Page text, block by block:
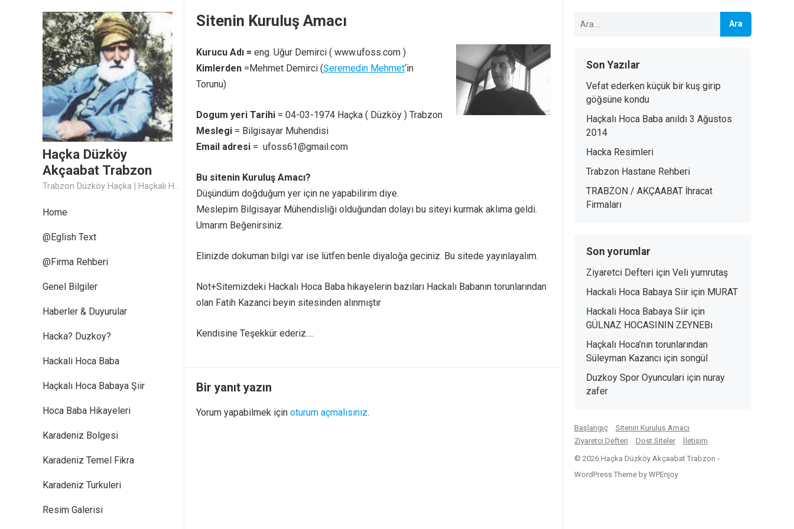
Haçka Düzköy
Akçaabat Trabzon
Trabzon Düzköy Haçka | Haçkalı Hoca Baba
Home
@Eglish Text
@Firma Rehberi
Genel Bilgiler
Haberler & Duyurular
Hacka? Duzkoy?
Hackali Hoca Baba
Haçkalı Hoca Babaya Şiir
Hoca Baba Hikayeleri
Karadeniz Bolgesi
Karadeniz Temel Fikra
Karadeniz Turkuleri
Resim Galerisi
Sitenin Kuruluş Amacı
Kurucu Adı = eng. Uğur Demirci ( www.ufoss.com )
Kimlerden =Mehmet Demirci (Şeremedin Mehmet‘in
Torunu)
Dogum yeri Tarihi = 04-03-1974 Haçka ( Düzköy ) Trabzon
Meslegi = Bilgisayar Muhendisi
Email adresi = ufoss61@gmail.com
Bu sitenin Kuruluş Amacı?
Düşündüm doğduğum yer için ne yapabilirim diye.
Meslepim Bilgisayar Mühendisliği olduğundan dolayı bu siteyi kurmak aklıma geldi.
Umarım Beğenirsiniz.
Elinizde dokuman bilgi var ise lütfen benle diyaloğa geciniz. Bu sitede yayınlayalım.
Not+Sitemizdeki Hackalı Hoca Baba hikayelerin bazıları Hackalı Babanın torunlarından
olan Fatih Kazanci beyin sitesinden alınmıştır
Kendisine Teşekkür ederiz….
Bir yanıt yazın
Yorum yapabilmek için oturum açmalısınız.
Son Yazılar
Vefat ederken küçük bir kuş girip
göğsüne kondu
Haçkalı Hoca Baba anıldı 3 Ağustos
2014
Hacka Resimleri
Trabzon Hastane Rehberi
TRABZON / AKÇAABAT İhracat
Firmaları
Son yorumlar
Ziyaretci Defteri için Veli yumrutaş
Hackali Hoca Babaya Siir için MURAT
Hackali Hoca Babaya Siir için
GÜLNAZ HOCASININ ZEYNEBı
Haçkalı Hoca’nın torunlarından
Süleyman Kazancı için songül
Duzkoy Spor Oyunculari için nuray
zafer
Başlangıç
Sitenin Kuruluş Amacı
Ziyaretci Defteri
Dost Siteler
İletişim
© 2026 Haçka Düzköy Akçaabat Trabzon -
WordPress Theme by WPEnjoy